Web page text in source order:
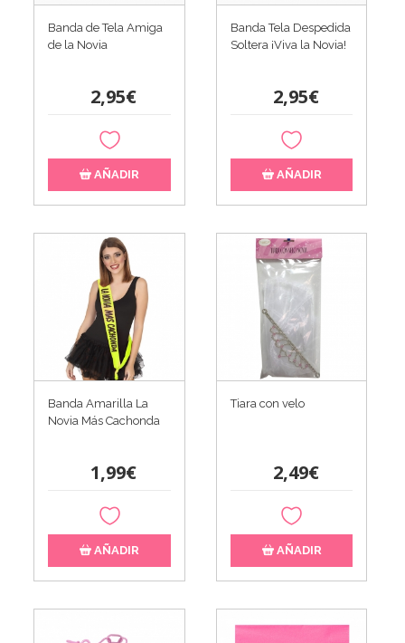
Banda de Tela Amiga
de la Novia
2,95€
AÑADIR
Banda Tela Despedida
Soltera ¡Viva la Novia!
2,95€
AÑADIR
Banda Amarilla La
Novia Más Cachonda
1,99€
AÑADIR
Tiara con velo
2,49€
AÑADIR